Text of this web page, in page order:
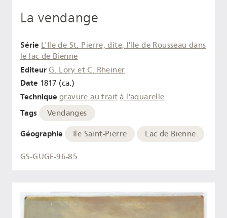
La vendange
Série L'Ile de St. Pierre, dite, l'Ile de Rousseau dans
le lac de Bienne
Editeur G. Lory et C. Rheiner
Date 1817 (ca.)
Technique gravure au trait à l'aquarelle
Tags Vendanges
Géographie Ile Saint-Pierre Lac de Bienne
GS-GUGE-96-85